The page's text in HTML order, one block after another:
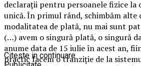
declaraţii pentru persoanele fizice la
unică. În primul rând, schimbăm alte
modalitatea de plată, nu mai sunt
(…) avem o singură plată, o singură
anume data de 15 iulie în acest an,
practic facem o tranziţie de la
Citeste in continuare